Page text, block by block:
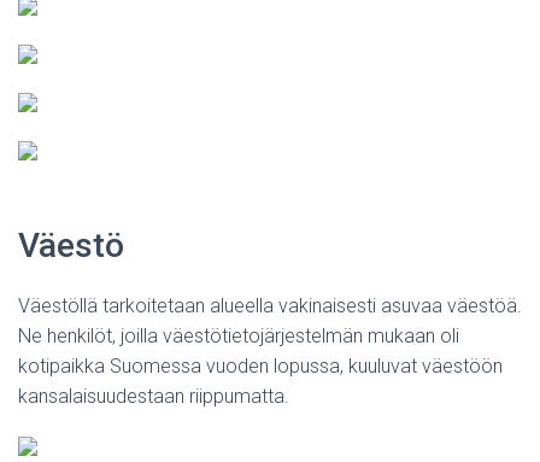
Väestö
Väestöllä tarkoitetaan alueella vakinaisesti asuvaa väestöä.
Ne henkilöt, joilla väestötietojärjestelmän mukaan oli
kotipaikka Suomessa vuoden lopussa, kuuluvat väestöön
kansalaisuudestaan riippumatta.